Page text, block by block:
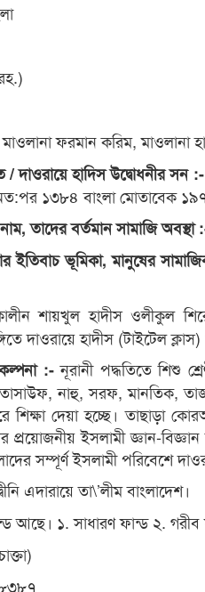
ফরমান করিম, মাওলানা
/ দাওরায়ে হাদিস উদ্বোধনীর সন :-
১৩৮৪ বাংলা মোতাবেক ১৯৭৭
তাদের বর্তমান সামাজি অবস্থা
ভূমিকা, মানুষের
শায়খুল হাদীস ওলীকুল
দাওরায়ে হাদীস (টাইটেল
:-নূরানী পদ্ধতিতে শিশু
নাহু, সরফ, মানতিক,
দেয়া হচ্ছে। তাছাড়া
ইসলামী জ্ঞান-
সম্পূর্ণ ইসলামী পরিবেশে
এদারায়ে তা\’লীম বাংলাদেশ।
আছে। ১. সাধারণ ফান্ড ২.